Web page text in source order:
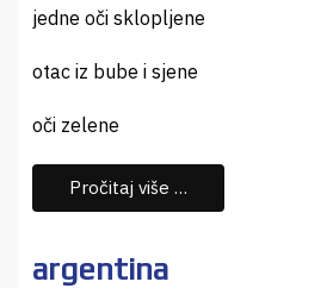
jedne oči sklopljene
otac iz bube i sjene
oči zelene
Pročitaj više …
argentina